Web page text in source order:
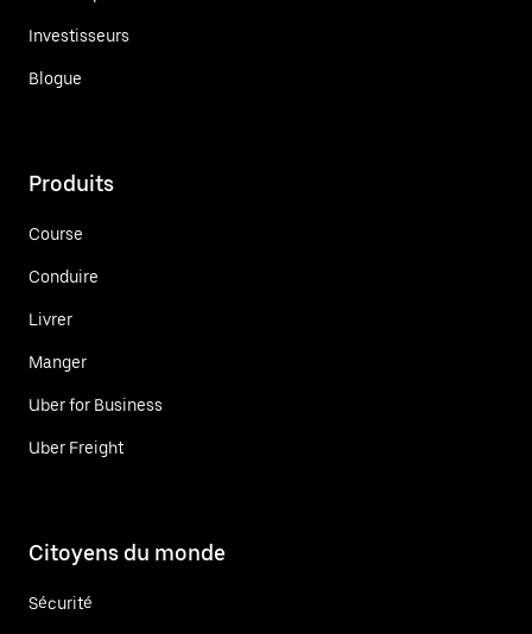
Investisseurs
Blogue
Produits
Course
Conduire
Livrer
Manger
Uber for Business
Uber Freight
Citoyens du monde
Sécurité